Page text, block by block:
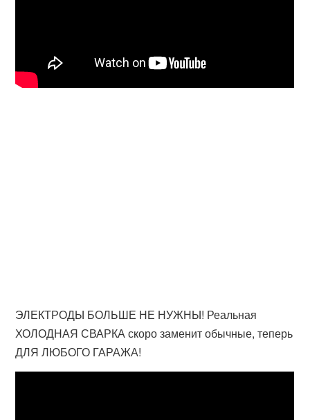
ЭЛЕКТРОДЫ БОЛЬШЕ НЕ НУЖНЫ! Реальная
ХОЛОДНАЯ СВАРКА скоро заменит обычные, теперь
ДЛЯ ЛЮБОГО ГАРАЖА!